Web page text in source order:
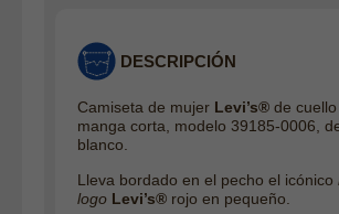
DESCRIPCIÓN
Camiseta de mujer Levi’s® de
manga corta, modelo 39185-0006,
blanco.
Lleva bordado en el pecho el icónico
logo Levi’s® rojo en pequeño.